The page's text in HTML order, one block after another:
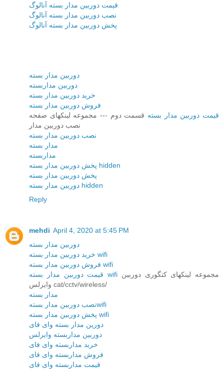
قیمت دوربین مدار بسته آنالوگ
نصب دوربین مدار بسته آنالوگ
پخش دوربین مدار بسته آنالوگ
دوربین مدار بسته
دوربین مداربسته
خرید دوربین مدار بسته
فروش دوربین مدار بسته
قیمت دوربین مدار بسته قسمت دوم --- مجموعه لینکهای صفحه
نصب دوربین مدار
نصب دوربین مدار بسته
مدار بسته
مداربسته
پخش دوربین مدار بسته hidden
پخش دوربین مدار بسته
دوربین مدار بسته hidden
Reply
mehdi April 4, 2020 at 5:45 PM
دوربین مدار بسته
خرید دوربین مدار بسته wifi
فروش دوربین مدار بسته wifi
قیمت دوربین مدار بسته wifi
وایرلس cat/cctv/wireless/
مدار بسته
نصب دوربین مدار بستهwifi
پخش دوربین مدار بسته wifi
دورین مدار بسته وای فای
دوربین مداربسته وایرلس
خرید مداربسته وای فای
فروش مداربسته وای فای
قیمت مداربسته وای فای